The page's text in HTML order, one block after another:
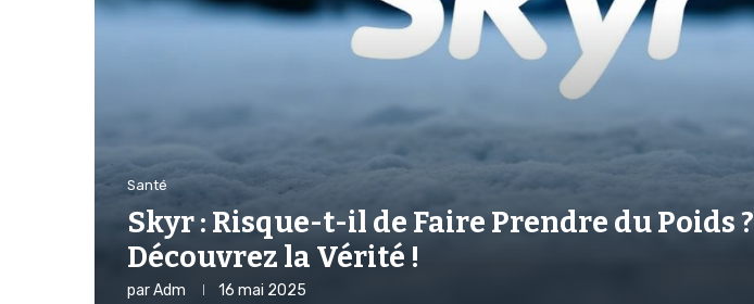
Santé
Skyr : Risque-t-il de Faire Prendre du Poids ?
Découvrez la Vérité !
parAdm 16 mai 2025